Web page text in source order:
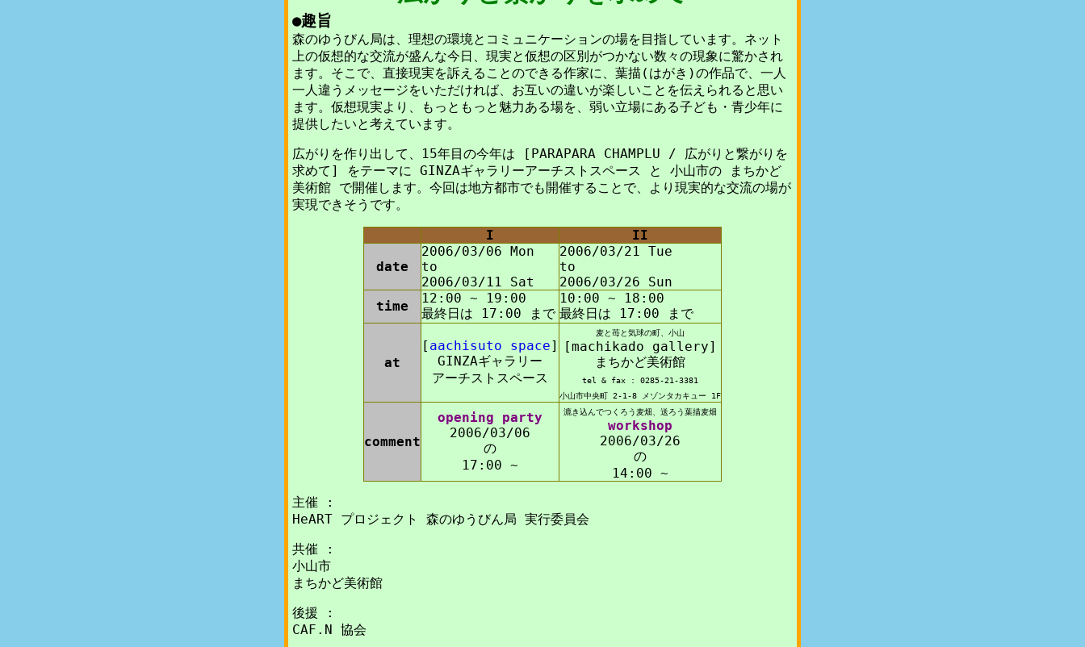
●趣旨
森のゆうびん局は、理想の環境とコミュニケーションの場を目指しています。ネット
上の仮想的な交流が盛んな今日、現実と仮想の区別がつかない数々の現象に驚かされ
ます。そこで、直接現実を訴えることのできる作家に、葉描(はがき)の作品で、一人
一人違うメッセージをいただければ、お互いの違いが楽しいことを伝えられると思い
ます。仮想現実より、もっともっと魅力ある場を、弱い立場にある子ども・青少年に
提供したいと考えています。
広がりを作り出して、15年目の今年は [PARAPARA CHAMPLU / 広がりと繋がりを
求めて] をテーマに GINZAギャラリーアーチストスペース と 小山市の まちかど
美術館 で開催します。今回は地方都市でも開催することで、より現実的な交流の場が
実現できそうです。
I
II
date
2006/03/06 Mon
to
2006/03/11 Sat
2006/03/21 Tue
to
2006/03/26 Sun
time
12:00 ~ 19:00
最終日は 17:00 まで
10:00 ~ 18:00
最終日は 17:00 まで
at
[ aachisuto space]
GINZAギャラリー
アーチストスペース
麦と苺と気球の町、小山
[machikado gallery]
まちかど美術館
tel & fax : 0285-21-3381
小山市中央町 2-1-8 メゾンタカキュー 1F
comment
opening party
2006/03/06
の
17:00 ~
漉き込んでつくろう麦畑、送ろう葉描麦畑
workshop
2006/03/26
の
14:00 ~
主催 :
HeART プロジェクト 森のゆうびん局 実行委員会
共催 :
小山市
まちかど美術館
後援 :
CAF.N 協会